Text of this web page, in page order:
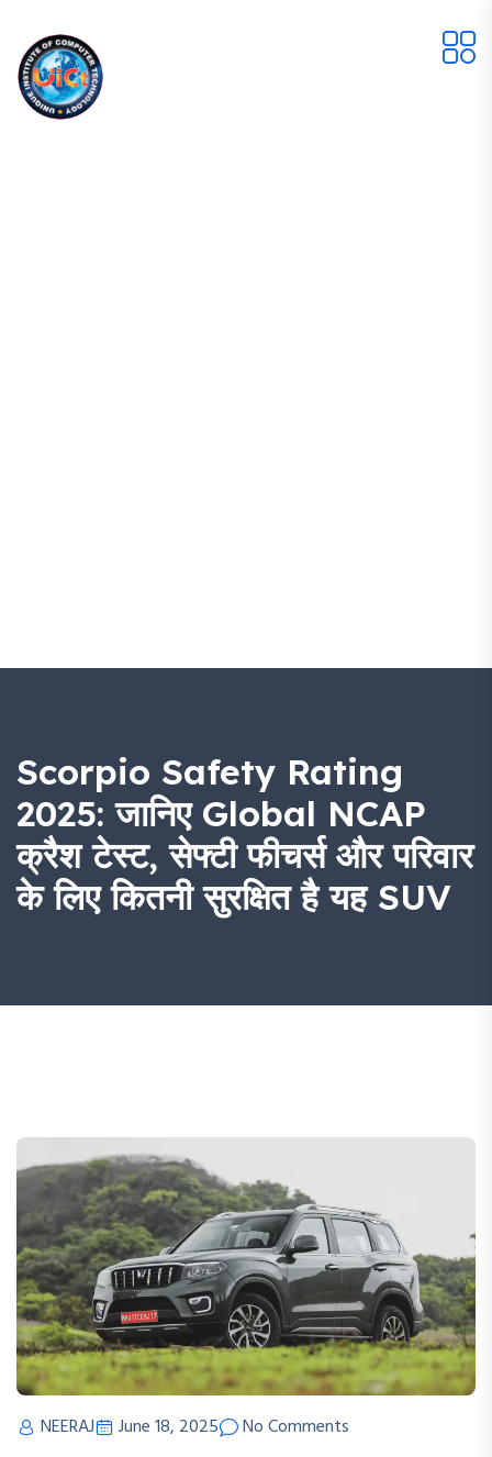
Scorpio Safety Rating
2025: जानिए Global NCAP
क्रैश टेस्ट, सेफ्टी फीचर्स और परिवार
के लिए कितनी सुरक्षित है यह SUV
NEERAJ June 18, 2025
No Comments